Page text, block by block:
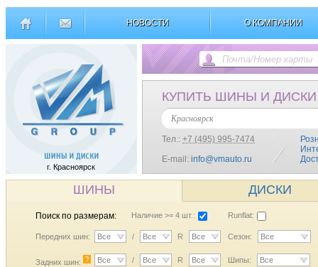
НОВОСТИ О КОМПАНИИ
г. Красноярск
КУПИТЬ ШИНЫ И ДИСКИ
Красноярск
Тел.: +7 (495) 995-7474
E-mail: info@vmauto.ru
ШИНЫ ДИСКИ
Поиск по размерам: Наличие >= 4 шт.: Runflat:
Передних шин: Все / Все R Все Сезон: Все
Задних шин: ? Все / Все R Все Шипы: Все